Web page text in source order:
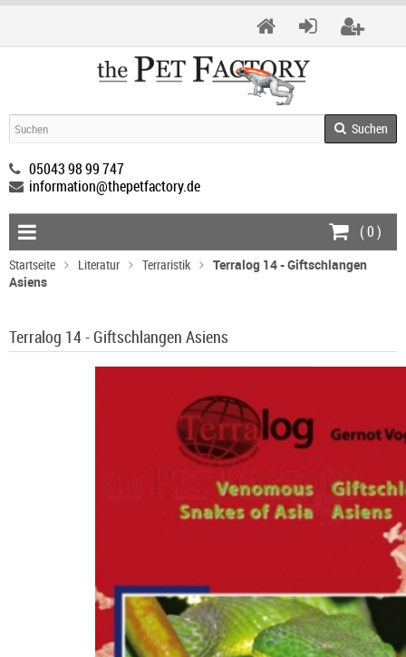
Suchen
05043 98 99 747
information@thepetfactory.de
(0)
Startseite Literatur Terraristik
Terralog 14 - Giftschlangen
Asiens
Terralog 14 - Giftschlangen Asiens